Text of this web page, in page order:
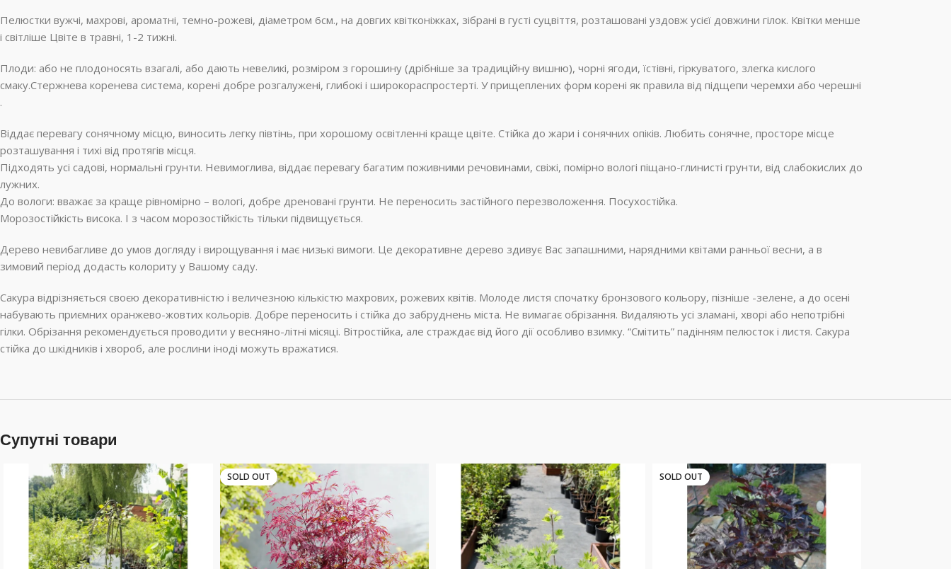
Пелюстки вужчі, махрові, ароматні, темно-рожеві, діаметром 6см., на довгих квітконіжках, зібрані в густі суцвіття, розташовані уздовж усієї довжини гілок. Квітки менше
і світліше Цвіте в травні, 1-2 тижні.
Плоди: або не плодоносять взагалі, або дають невеликі, розміром з горошину (дрібніше за традиційну вишню), чорні ягоди, їстівні, гіркуватого, злегка кислого
смаку.Стержнева коренева система, корені добре розгалужені, глибокі і широкораспростерті. У прищеплених форм корені як правила від підщепи черемхи або черешні
.
Віддає перевагу сонячному місцю, виносить легку півтінь, при хорошому освітленні краще цвіте. Стійка до жари і сонячних опіків. Любить сонячне, просторе місце
розташування і тихі від протягів місця.
Підходять усі садові, нормальні грунти. Невимоглива, віддає перевагу багатим поживними речовинами, свіжі, помірно вологі піщано-глинисті грунти, від слабокислих до
лужних.
До вологи: вважає за краще рівномірно – вологі, добре дреновані грунти. Не переносить застійного перезволоження. Посухостійка.
Морозостійкість висока. І з часом морозостійкість тільки підвищується.
Дерево невибагливе до умов догляду і вирощування і має низькі вимоги. Це декоративне дерево здивує Вас запашними, нарядними квітами ранньої весни, а в
зимовий період додасть колориту у Вашому саду.
Сакура відрізняється своєю декоративністю і величезною кількістю махрових, рожевих квітів. Молоде листя спочатку бронзового кольору, пізніше -зелене, а до осені
набувають приємних оранжево-жовтих кольорів. Добре переносить і стійка до забруднень міста. Не вимагає обрізання. Видаляють усі зламані, хворі або непотрібні
гілки. Обрізання рекомендується проводити у весняно-літні місяці. Вітростійка, але страждає від його дії особливо взимку. “Смітить” падінням пелюсток і листя. Сакура
стійка до шкідників і хвороб, але рослини іноді можуть вражатися.
Супутні товари
SOLD OUT SOLD OUT